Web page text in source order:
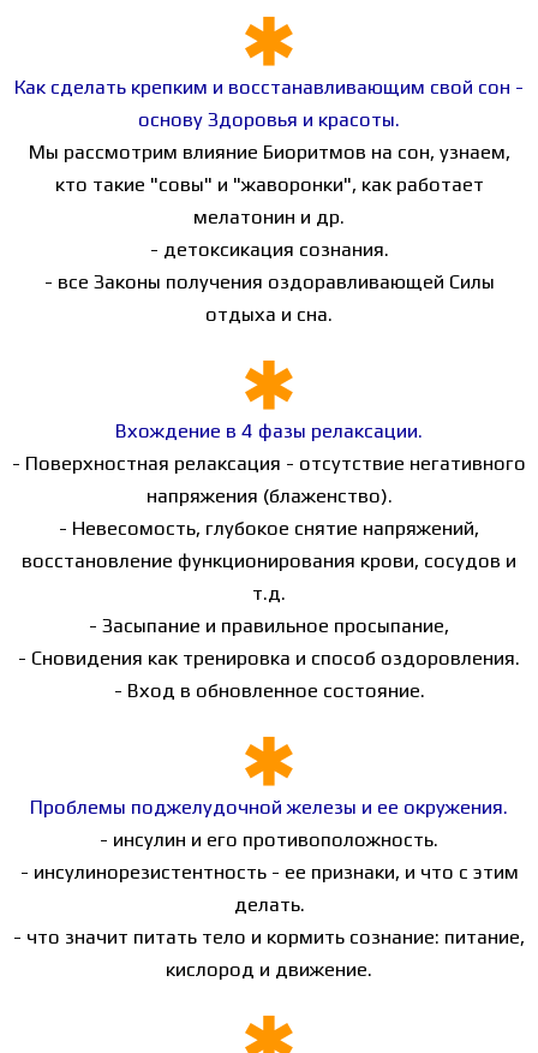
Как сделать крепким и восстанавливающим свой сон -
основу Здоровья и красоты.
Мы рассмотрим влияние Биоритмов на сон, узнаем,
кто такие "совы" и "жаворонки", как работает
мелатонин и др.
- детоксикация сознания.
- все Законы получения оздоравливающей Силы
отдыха и сна.
Вхождение в 4 фазы релаксации.
- Поверхностная релаксация - отсутствие негативного
напряжения (блаженство).
- Невесомость, глубокое снятие напряжений,
восстановление функционирования крови, сосудов и
т.д.
- Засыпание и правильное просыпание,
- Сновидения как тренировка и способ оздоровления.
- Вход в обновленное состояние.
Проблемы поджелудочной железы и ее окружения.
- инсулин и его противоположность.
- инсулинорезистентность - ее признаки, и что с этим
делать.
- что значит питать тело и кормить сознание: питание,
кислород и движение.